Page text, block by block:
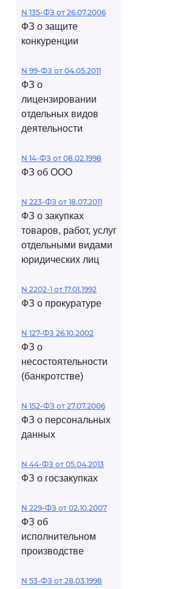
N 135-ФЗ от 26.07.2006
ФЗ о защите
конкуренции
N 99-ФЗ от 04.05.2011
ФЗ о
лицензировании
отдельных видов
деятельности
N 14-ФЗ от 08.02.1998
ФЗ об ООО
N 223-ФЗ от 18.07.2011
ФЗ о закупках
товаров, работ, услуг
отдельными видами
юридических лиц
N 2202-1 от 17.01.1992
ФЗ о прокуратуре
N 127-ФЗ 26.10.2002
ФЗ о
несостоятельности
(банкротстве)
N 152-ФЗ от 27.07.2006
ФЗ о персональных
данных
N 44-ФЗ от 05.04.2013
ФЗ о госзакупках
N 229-ФЗ от 02.10.2007
ФЗ об
исполнительном
производстве
N 53-ФЗ от 28.03.1998